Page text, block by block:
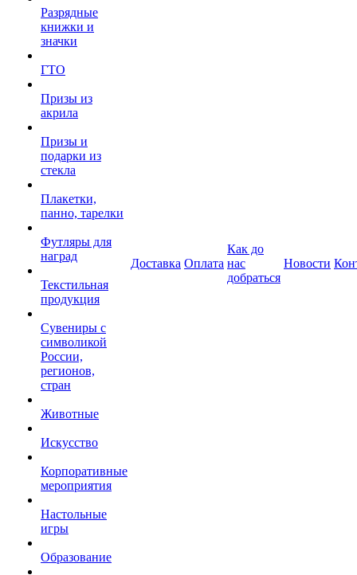
Разрядные
книжки и
значки
ГТО
Призы из
акрила
Призы и
подарки из
стекла
Плакетки,
панно, тарелки
Футляры для
наград
Текстильная
продукция
Сувениры с
символикой
России,
регионов,
стран
Животные
Искусство
Корпоративные
мероприятия
Настольные
игры
Образование
Доставка Оплата
Как до
нас
добраться
Новости